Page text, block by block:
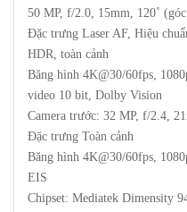
50 MP, f/2.0, 15mm, 120˚
Đặc trưng Laser AF, Hiệu
HDR, toàn cảnh
Băng hình 4K@30/60fps,
video 10 bit, Dolby Vision
Camera trước: 32 MP, f/2.4,
Đặc trưng Toàn cảnh
Băng hình 4K@30/60fps,
EIS
Chipset: Mediatek Dimensity